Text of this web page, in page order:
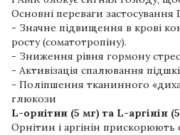
Основні переваги застосування
- Значне підвищення в крові
росту (соматотропіну).
- Зниження рівня гормону
- Активізація спалювання
- Поліпшення тканинного
глюкози
L-орнітин (5 мг) та L-аргінін
Орнітин і аргінін